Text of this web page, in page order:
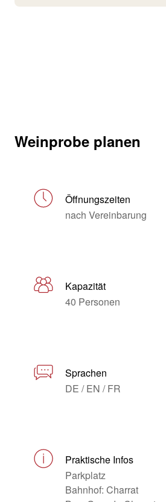
Weinprobe planen
Öffnungszeiten
nach Vereinbarung
Kapazität
40 Personen
Sprachen
DE / EN / FR
Praktische Infos
Parkplatz
Bahnhof: Charrat